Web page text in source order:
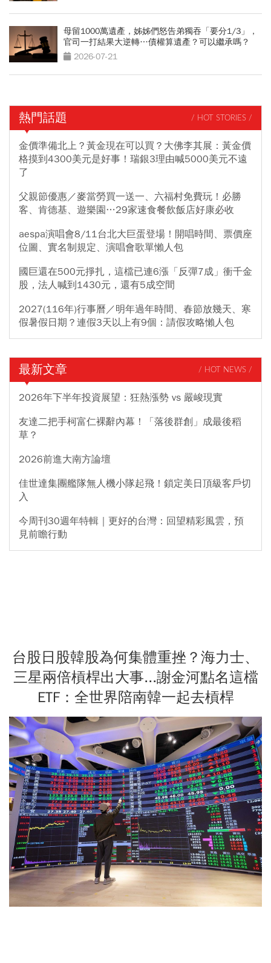
母留1000萬遺產，姊姊們怒告弟獨吞「要分1/3」，
官司一打結果大逆轉…債權算遺產？可以繼承嗎？
2026-07-21
熱門話題 / HOT STORIES /
金價準備北上？黃金現在可以買？大佛李其展：黃金價
格摸到4300美元是好事！瑞銀3理由喊5000美元不遠
了
父親節優惠／麥當勞買一送一、六福村免費玩！必勝
客、肯德基、遊樂園…29家速食餐飲飯店好康必收
aespa演唱會8/11台北大巨蛋登場！開唱時間、票價座
位圖、實名制規定、演唱會歌單懶人包
國巨還在500元掙扎，這檔已連6漲「反彈7成」衝千金
股，法人喊到1430元，還有5成空間
2027(116年)行事曆／明年過年時間、春節放幾天、寒
假暑假日期？連假3天以上有9個：請假攻略懶人包
最新文章 / HOT NEWS /
2026年下半年投資展望：狂熱漲勢 vs 嚴峻現實
友達二把手柯富仁裸辭內幕！「落後群創」成最後稻
草？
2026前進大南方論壇
佳世達集團艦隊無人機小隊起飛！鎖定美日頂級客戶切
入
今周刊30週年特輯｜更好的台灣：回望精彩風雲，預
見前瞻行動
台股日股韓股為何集體重挫？海力士、
三星兩倍槓桿出大事...謝金河點名這檔
ETF：全世界陪南韓一起去槓桿